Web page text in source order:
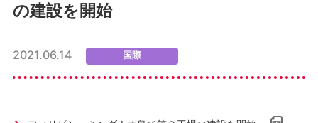
の建設を開始
2021.06.14 国際